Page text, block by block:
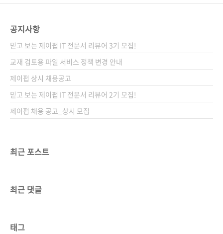
공지사항
믿고 보는 제이펍 IT 전문서 리뷰어 3기 모집!
교재 검토용 파일 서비스 정책 변경 안내
제이펍 상시 채용공고
믿고 보는 제이펍 IT 전문서 리뷰어 2기 모집!
제이펍 채용 공고_상시 모집
최근 포스트
최근 댓글
태그